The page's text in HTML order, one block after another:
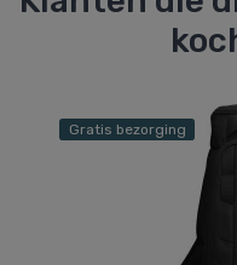
Gratis bezorging